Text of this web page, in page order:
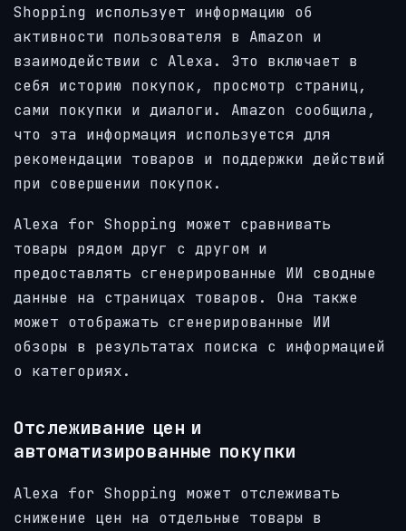
Shopping использует информацию об
активности пользователя в Amazon и
взаимодействии с Alexa. Это включает в
себя историю покупок, просмотр страниц,
сами покупки и диалоги. Amazon сообщила,
что эта информация используется для
рекомендации товаров и поддержки действий
при совершении покупок.
Alexa for Shopping может сравнивать
товары рядом друг с другом и
предоставлять сгенерированные ИИ сводные
данные на страницах товаров. Она также
может отображать сгенерированные ИИ
обзоры в результатах поиска с информацией
о категориях.
Отслеживание цен и
автоматизированные покупки
Alexa for Shopping может отслеживать
снижение цен на отдельные товары в